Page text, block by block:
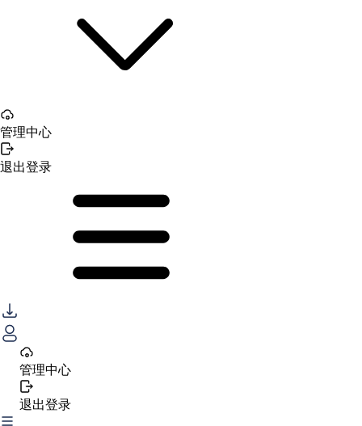
管理中心
退出登录
管理中心
退出登录